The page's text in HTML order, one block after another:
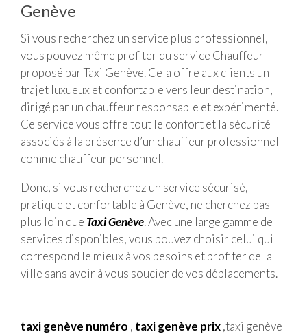
Genève
Si vous recherchez un service plus professionnel,
vous pouvez même profiter du service Chauffeur
proposé par Taxi Genève. Cela offre aux clients un
trajet luxueux et confortable vers leur destination,
dirigé par un chauffeur responsable et expérimenté.
Ce service vous offre tout le confort et la sécurité
associés à la présence d’un chauffeur professionnel
comme chauffeur personnel.
Donc, si vous recherchez un service sécurisé,
pratique et confortable à Genève, ne cherchez pas
plus loin que Taxi Genève. Avec une large gamme de
services disponibles, vous pouvez choisir celui qui
correspond le mieux à vos besoins et profiter de la
ville sans avoir à vous soucier de vos déplacements.
taxi genève numéro , taxi genève prix,taxi genève